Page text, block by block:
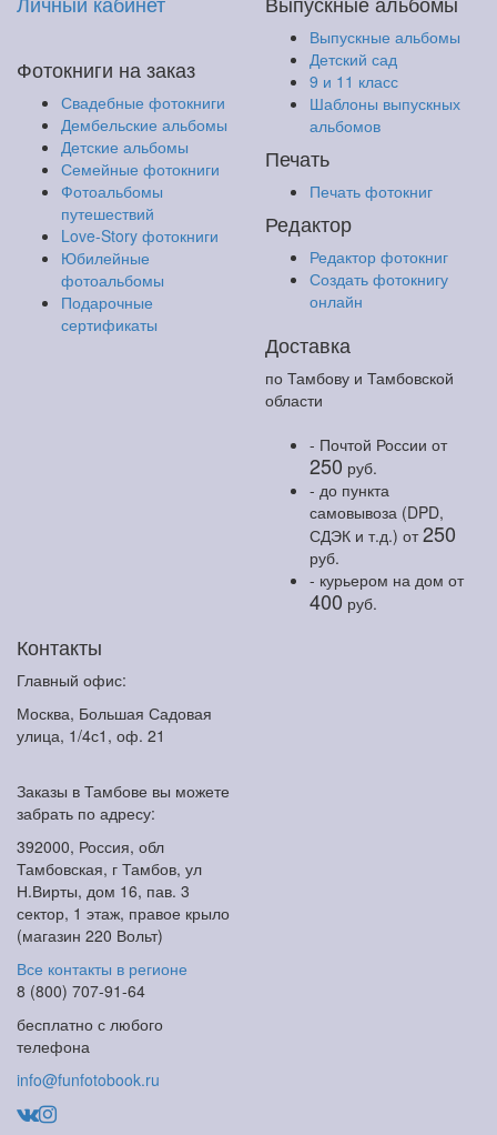
Фотокниги на заказ
Свадебные фотокниги
Дембельские альбомы
Детские альбомы
Семейные фотокниги
Фотоальбомы
путешествий
Love-Story фотокниги
Юбилейные
фотоальбомы
Подарочные
сертификаты
Выпускные альбомы
Детский сад
9 и 11 класс
Шаблоны выпускных
альбомов
Печать
Печать фотокниг
Редактор
Редактор фотокниг
Создать фотокнигу
онлайн
Доставка
по Тамбову и Тамбовской
области
- Почтой России от
250 руб.
- до пункта
самовывоза (DPD,
СДЭК и т.д.) от250
руб.
- курьером на дом от
400 руб.
Контакты
Главный офис:
Москва, Большая Садовая
улица, 1/4с1, оф. 21
Заказы в Тамбове вы можете
забрать по адресу:
392000, Россия, обл
Тамбовская, г Тамбов, ул
Н.Вирты, дом 16, пав. 3
сектор, 1 этаж, правое крыло
(магазин 220 Вольт)
Все контакты в регионе
8 (800) 707-91-64
бесплатно с любого
телефона
info@funfotobook.ru